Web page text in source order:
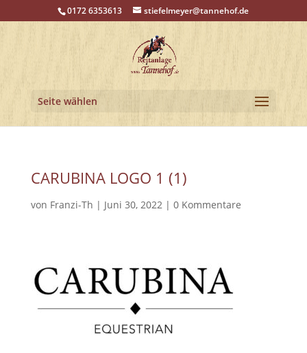
0172 6353613 stiefelmeyer@tannehof.de
Seite wählen
CARUBINA LOGO 1 (1)
von Franzi-Th | Juni 30, 2022| 0 Kommentare